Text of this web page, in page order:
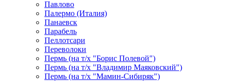
Павлово
Палермо (Италия)
Панаевск
Парабель
Пеллотсари
Переволоки
Пермь (на т/х "Борис Полевой")
Пермь (на т/х "Владимир Маяковский")
Пермь (на т/х "Мамин-Сибиряк")